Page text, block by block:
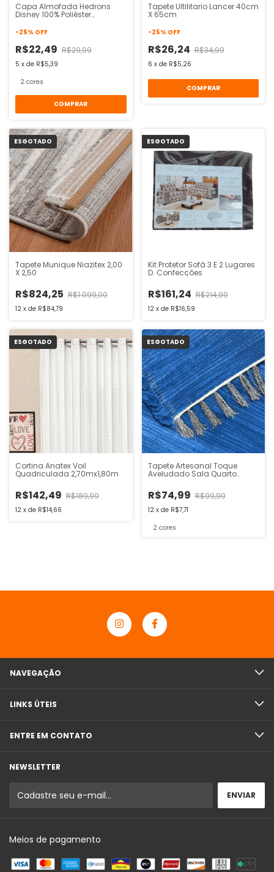
Capa Almofada Hedrons
Disney 100% Poliéster
-25% OFF
R$22,49 R$29,99
5 x de R$5,39
2 cores
COMPRAR
Tapete Ultilitario Lancer 40cm
X 65cm
-25% OFF
R$26,24 R$34,99
6 x de R$5,26
COMPRAR
ESGOTADO
Tapete Munique Niazitex 2,00
X 2,50
R$824,25 R$1.099,00
12 x de R$84,79
ESGOTADO
Kit Protetor Sofá 3 E 2 Lugares
D. Confecções
R$161,24 R$214,99
12 x de R$16,59
ESGOTADO
Cortina Anatex Voil
Quadriculada 2,70mx1,80m
R$142,49 R$189,99
12 x de R$14,66
ESGOTADO
Tapete Artesanal Toque
Aveludado Sala Quarto
R$74,99 R$99,99
12 x de R$7,71
2 cores
NAVEGAÇÃO
LINKS ÚTEIS
ENTRE EM CONTATO
NEWSLETTER
Meios de pagamento